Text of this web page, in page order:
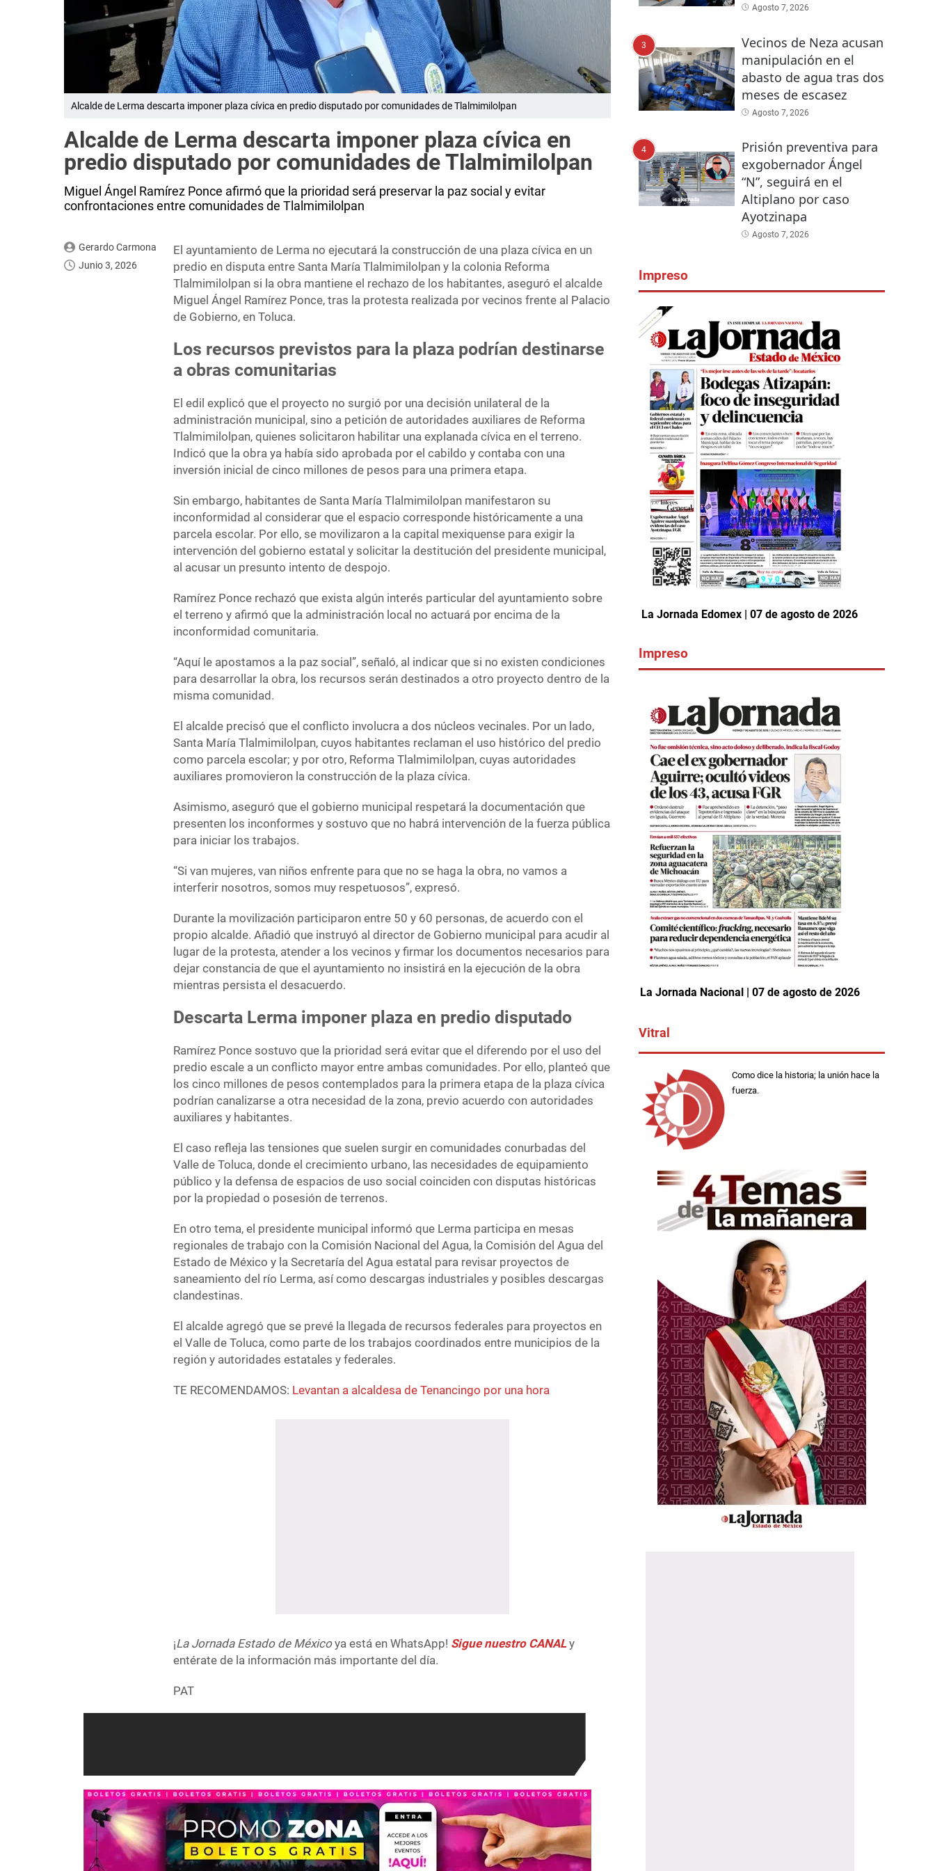
Alcalde de Lerma descarta imponer plaza cívica en predio disputado por comunidades de Tlalmimilolpan
Alcalde de Lerma descarta imponer plaza cívica en
predio disputado por comunidades de Tlalmimilolpan
Miguel Ángel Ramírez Ponce afirmó que la prioridad será preservar la paz social y evitar
confrontaciones entre comunidades de Tlalmimilolpan
Gerardo Carmona
Junio 3, 2026
El ayuntamiento de Lerma no ejecutará la construcción de una plaza cívica en un
predio en disputa entre Santa María Tlalmimilolpan y la colonia Reforma
Tlalmimilolpan si la obra mantiene el rechazo de los habitantes, aseguró el alcalde
Miguel Ángel Ramírez Ponce, tras la protesta realizada por vecinos frente al Palacio
de Gobierno, en Toluca.
Los recursos previstos para la plaza podrían destinarse
a obras comunitarias
El edil explicó que el proyecto no surgió por una decisión unilateral de la
administración municipal, sino a petición de autoridades auxiliares de Reforma
Tlalmimilolpan, quienes solicitaron habilitar una explanada cívica en el terreno.
Indicó que la obra ya había sido aprobada por el cabildo y contaba con una
inversión inicial de cinco millones de pesos para una primera etapa.
Sin embargo, habitantes de Santa María Tlalmimilolpan manifestaron su
inconformidad al considerar que el espacio corresponde históricamente a una
parcela escolar. Por ello, se movilizaron a la capital mexiquense para exigir la
intervención del gobierno estatal y solicitar la destitución del presidente municipal,
al acusar un presunto intento de despojo.
Ramírez Ponce rechazó que exista algún interés particular del ayuntamiento sobre
el terreno y afirmó que la administración local no actuará por encima de la
inconformidad comunitaria.
“Aquí le apostamos a la paz social”, señaló, al indicar que si no existen condiciones
para desarrollar la obra, los recursos serán destinados a otro proyecto dentro de la
misma comunidad.
El alcalde precisó que el conflicto involucra a dos núcleos vecinales. Por un lado,
Santa María Tlalmimilolpan, cuyos habitantes reclaman el uso histórico del predio
como parcela escolar; y por otro, Reforma Tlalmimilolpan, cuyas autoridades
auxiliares promovieron la construcción de la plaza cívica.
Asimismo, aseguró que el gobierno municipal respetará la documentación que
presenten los inconformes y sostuvo que no habrá intervención de la fuerza pública
para iniciar los trabajos.
“Si van mujeres, van niños enfrente para que no se haga la obra, no vamos a
interferir nosotros, somos muy respetuosos”, expresó.
Durante la movilización participaron entre 50 y 60 personas, de acuerdo con el
propio alcalde. Añadió que instruyó al director de Gobierno municipal para acudir al
lugar de la protesta, atender a los vecinos y firmar los documentos necesarios para
dejar constancia de que el ayuntamiento no insistirá en la ejecución de la obra
mientras persista el desacuerdo.
Descarta Lerma imponer plaza en predio disputado
Ramírez Ponce sostuvo que la prioridad será evitar que el diferendo por el uso del
predio escale a un conflicto mayor entre ambas comunidades. Por ello, planteó que
los cinco millones de pesos contemplados para la primera etapa de la plaza cívica
podrían canalizarse a otra necesidad de la zona, previo acuerdo con autoridades
auxiliares y habitantes.
El caso refleja las tensiones que suelen surgir en comunidades conurbadas del
Valle de Toluca, donde el crecimiento urbano, las necesidades de equipamiento
público y la defensa de espacios de uso social coinciden con disputas históricas
por la propiedad o posesión de terrenos.
En otro tema, el presidente municipal informó que Lerma participa en mesas
regionales de trabajo con la Comisión Nacional del Agua, la Comisión del Agua del
Estado de México y la Secretaría del Agua estatal para revisar proyectos de
saneamiento del río Lerma, así como descargas industriales y posibles descargas
clandestinas.
El alcalde agregó que se prevé la llegada de recursos federales para proyectos en
el Valle de Toluca, como parte de los trabajos coordinados entre municipios de la
región y autoridades estatales y federales.
TE RECOMENDAMOS: Levantan a alcaldesa de Tenancingo por una hora
¡La Jornada Estado de Méxicoya está en WhatsApp! Sigue nuestro CANALy
entérate de la información más importante del día.
PAT
Agosto 7, 2026
3
Vecinos de Neza acusan
manipulación en el
abasto de agua tras dos
meses de escasez
Agosto 7, 2026
4
Prisión preventiva para
exgobernador Ángel
“N”, seguirá en el
Altiplano por caso
Ayotzinapa
Agosto 7, 2026
Impreso
La Jornada Edomex | 07 de agosto de 2026
Impreso
La Jornada Nacional | 07 de agosto de 2026
Vitral
Como dice la historia; la unión hace la
fuerza.